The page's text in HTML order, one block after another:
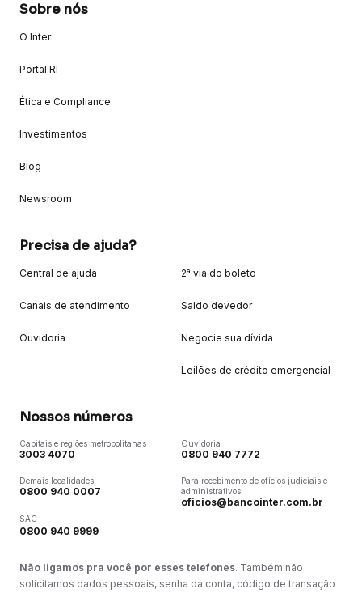
Sobre nós
O Inter
Portal RI
Ética e Compliance
Investimentos
Blog
Newsroom
Precisa de ajuda?
Central de ajuda
Canais de atendimento
Ouvidoria
2ª via do boleto
Saldo devedor
Negocie sua dívida
Leilões de crédito emergencial
Nossos números
Capitais e regiões metropolitanas
3003 4070
Demais localidades
0800 940 0007
SAC
0800 940 9999
Ouvidoria
0800 940 7772
Para recebimento de ofícios judiciais e
administrativos
oficios@bancointer.com.br
Não ligamos pra você por esses telefones. Também não
solicitamos dados pessoais, senha da conta, código de transação